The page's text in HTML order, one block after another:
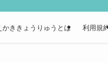
かききょうりゅうとは 利用規